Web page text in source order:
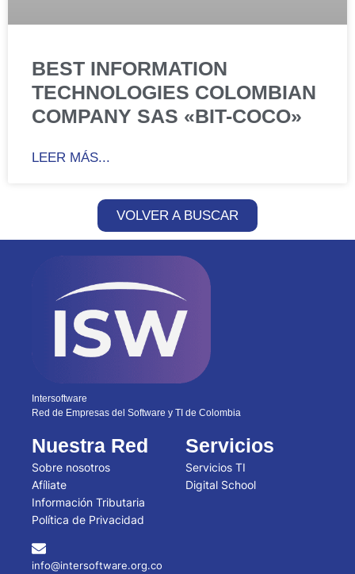
BEST INFORMATION
TECHNOLOGIES COLOMBIAN
COMPANY SAS «BIT-COCO»
LEER MÁS...
VOLVER A BUSCAR
Intersoftware
Red de Empresas del Software y TI de Colombia
Nuestra Red
Sobre nosotros
Afíliate
Información Tributaria
Política de Privacidad
Servicios
Servicios TI
Digital School
info@intersoftware.org.co